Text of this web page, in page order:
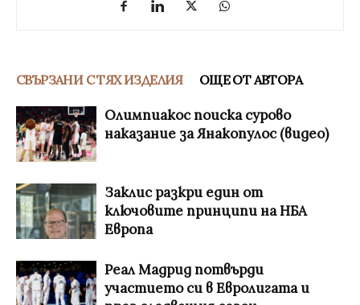
СВЪРЗАНИ С ТЯХ ИЗДЕЛИЯ ОЩЕ ОТ АВТОРА
Олимпиакос поиска сурово
наказание за Янакопулос (видео)
Заклис разкри един от
ключовите принципи на НБА
Европа
Реал Мадрид потвърди
участието си в Евролигата и